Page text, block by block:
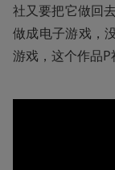
社又要把它做回
做成电子游戏，
游戏，这个作品P